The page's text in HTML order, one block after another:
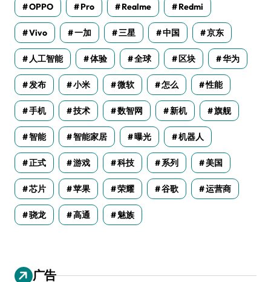
OPPO Pro Realme Redmi
Vivo 一加 三星 中国 京东
人工智能 体验 全球 区块 华为
发布 小米 微软 怎么 性能
手机 技术 数智网 新机 旗舰
智能 智能家居 曝光 机器人
正式 游戏 科技 系列 美国
芯片 苹果 荣耀 谷歌 运营商
骁龙 高通 魅族
广告